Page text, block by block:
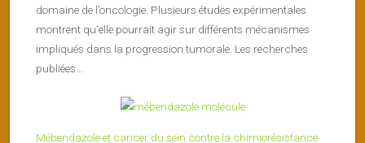
domaine de l’oncologie. Plusieurs études expérimentales
montrent qu’elle pourrait agir sur différents mécanismes
impliqués dans la progression tumorale. Les recherches
publiées...
Mébendazole et cancer du sein contre la chimiorésistance